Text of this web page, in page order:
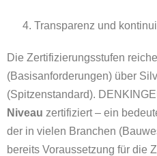
Transparenz und
Die Zertifizierungsstufen
(Basisanforderungen) über
(Spitzenstandard).
Niveau zertifiziert – ein
der in vielen Branchen
bereits Voraussetzung für die